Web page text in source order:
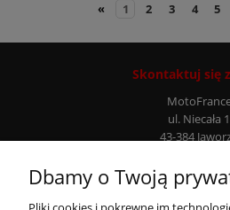
« 1 2 3 4 5
Skontaktuj się
ul. Niecała 1
43-384
Moje konto
Dbamy o Twoją